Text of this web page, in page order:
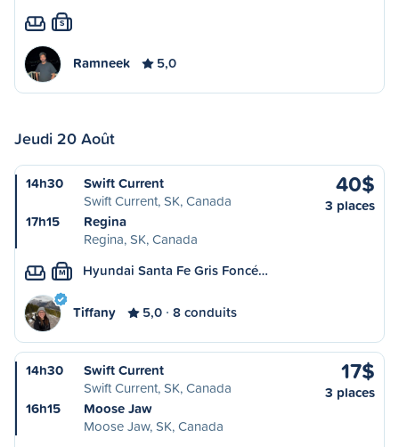
S
Ramneek 5,0
Jeudi 20 Août
14h30
Swift Current
Swift Current, SK, Canada
17h15
Regina
Regina, SK, Canada
40$
3 places
M Hyundai Santa Fe Gris Foncé…
Tiffany 5,0 8 conduits
14h30
Swift Current
Swift Current, SK, Canada
16h15
Moose Jaw
Moose Jaw, SK, Canada
17$
3 places